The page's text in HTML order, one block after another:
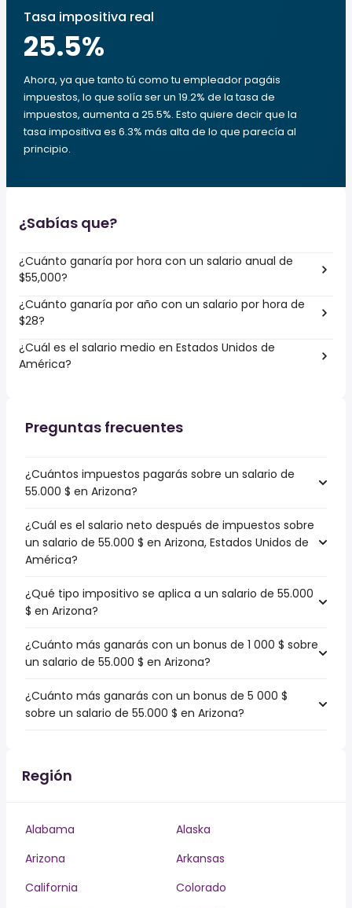
Tasa impositiva real
25.5%
Ahora, ya que tanto tú como tu empleador pagáis
impuestos, lo que solía ser un 19.2% de la tasa de
impuestos, aumenta a 25.5%. Esto quiere decir que la
tasa impositiva es 6.3% más alta de lo que parecía al
principio.
¿Sabías que?
¿Cuánto ganaría por hora con un salario anual de
$55,000?
¿Cuánto ganaría por año con un salario por hora de
$28?
¿Cuál es el salario medio en Estados Unidos de
América?
Preguntas frecuentes
¿Cuántos impuestos pagarás sobre un salario de
55.000 $ en Arizona?
¿Cuál es el salario neto después de impuestos sobre
un salario de 55.000 $ en Arizona, Estados Unidos de
América?
¿Qué tipo impositivo se aplica a un salario de 55.000
$ en Arizona?
¿Cuánto más ganarás con un bonus de 1 000 $ sobre
un salario de 55.000 $ en Arizona?
¿Cuánto más ganarás con un bonus de 5 000 $
sobre un salario de 55.000 $ en Arizona?
Región
Alabama
Alaska
Arizona
Arkansas
California
Colorado